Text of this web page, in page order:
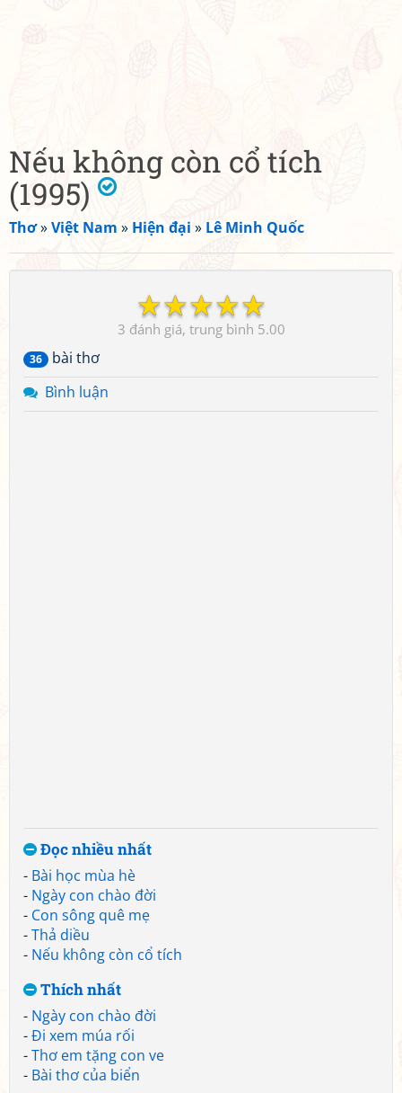
Nếu không còn cổ tích
(1995)
Thơ»Việt Nam » Hiện đại » Lê Minh Quốc
☆
☆
☆
☆
☆
3 5.00
36
bài thơ
Bình luận
Đọc nhiều nhất
- Bài học mùa hè
- Ngày con chào đời
- Con sông quê mẹ
-Thả diều
- Nếu không còn cổ tích
Thích nhất
- Ngày con chào đời
-Đi xem múa rối
-Thơ em tặng con ve
- Bài thơ của biển